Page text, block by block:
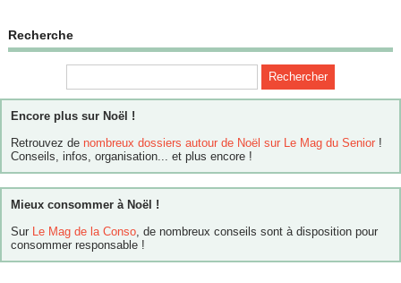
Recherche
Encore plus sur Noël !
Retrouvez de nombreux dossiers autour de Noël sur Le Mag du Senior !
Conseils, infos, organisation... et plus encore !
Mieux consommer à Noël !
Sur Le Mag de la Conso , de nombreux conseils sont à disposition pour
consommer responsable !